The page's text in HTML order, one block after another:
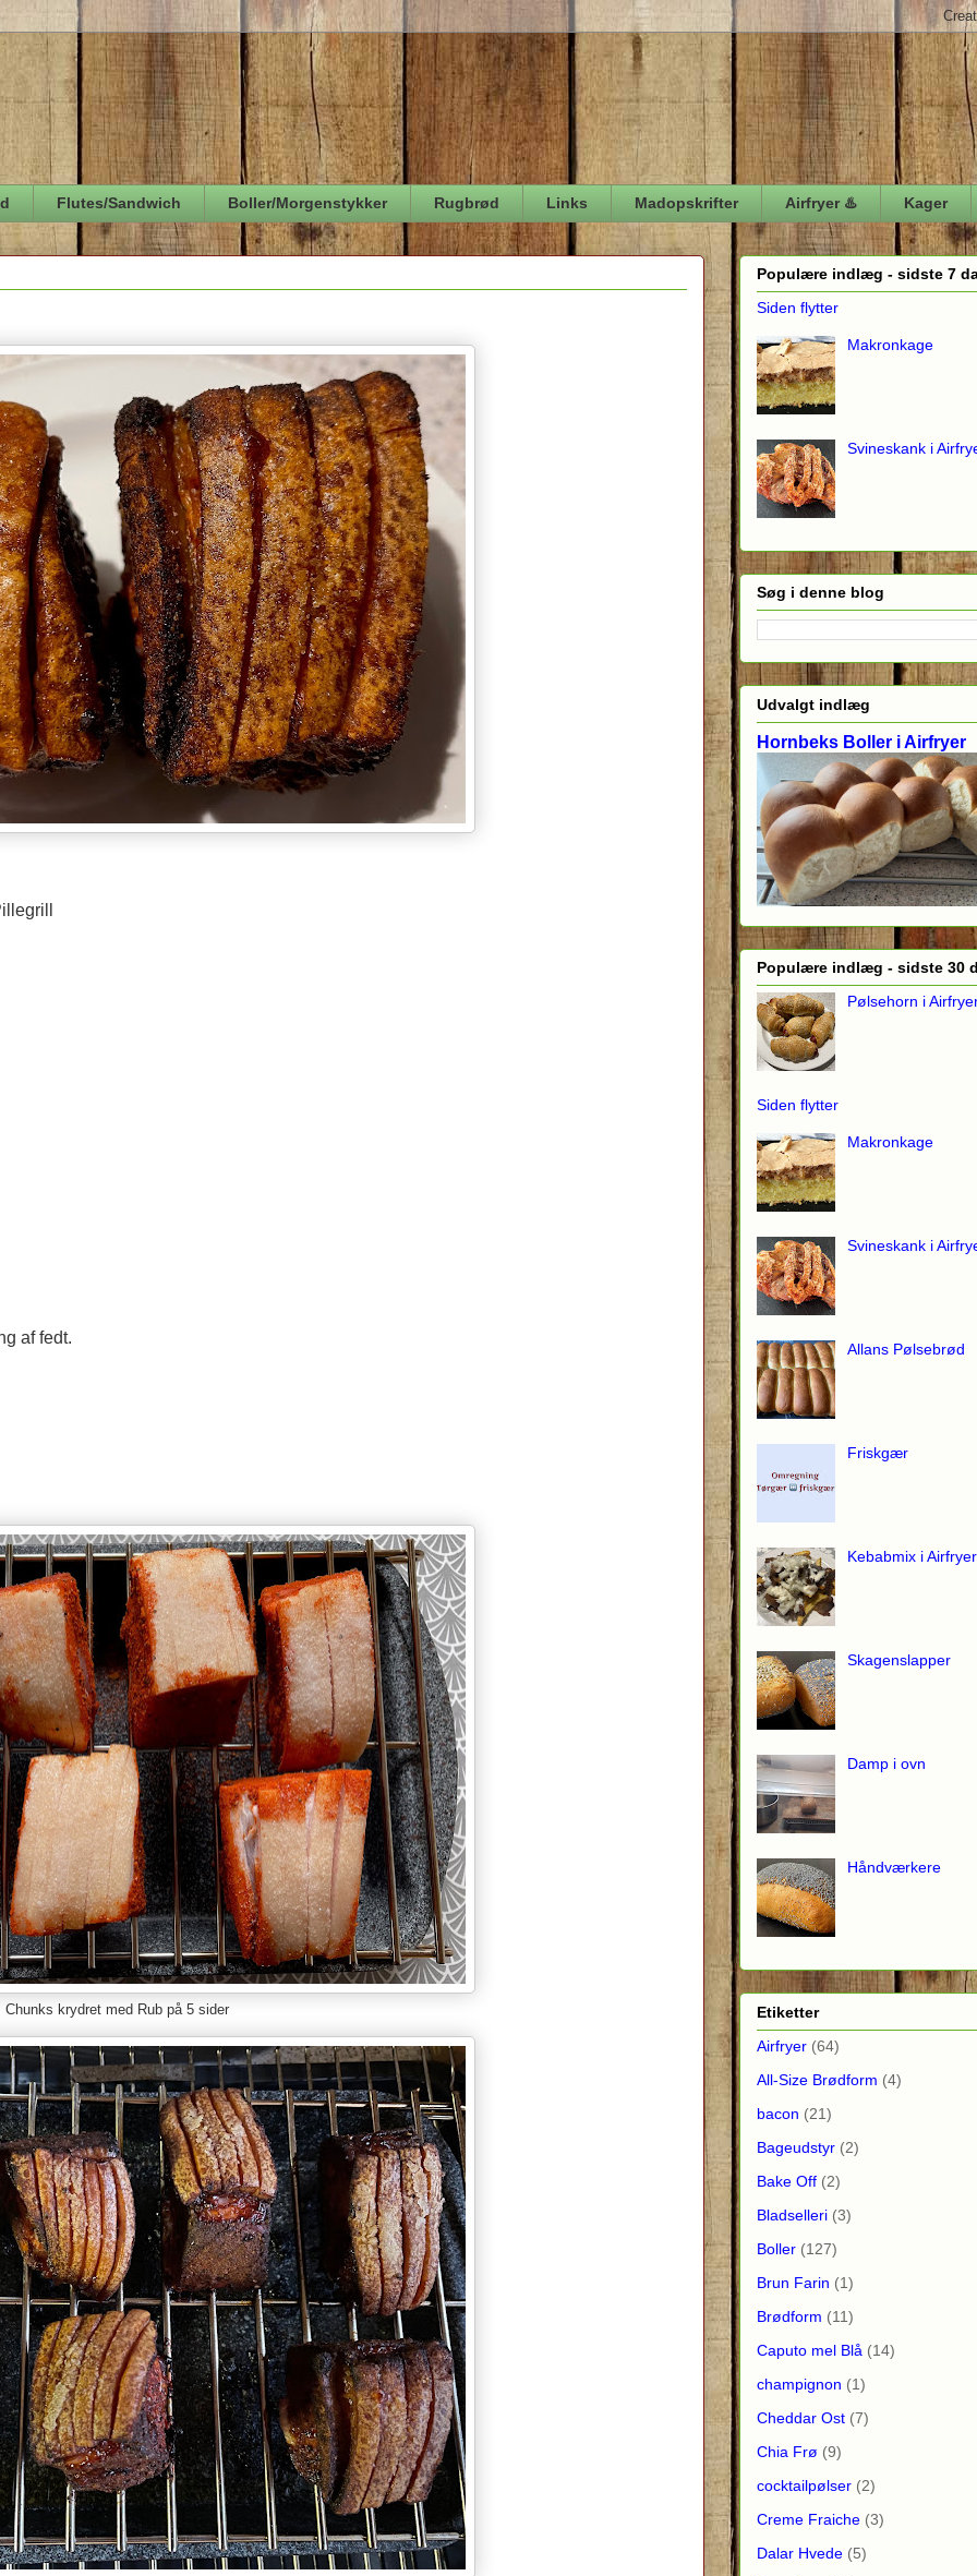
Flutes/Sandwich Boller/Morgenstykker Rugbrød Links Madopskrifter Airfryer ♨️ Kager
af fedt.
Chunks krydret med Rub på 5 sider
Populære indlæg - sidste 7
Siden flytter
Makronkage
Svineskank i
Søg i denne blog
Udvalgt indlæg
Hornbeks Boller i Airfryer
Populære indlæg - sidste 30
Pølsehorn i
Siden flytter
Makronkage
Svineskank i
Allans Pølsebrød
Friskgær
Kebabmix i Airfryer
Skagenslapper
Damp i ovn
Håndværkere
Etiketter
Airfryer (64)
All-Size Brødform (4)
bacon (21)
Bageudstyr (2)
Bake Off (2)
Bladselleri (3)
Boller (127)
Brun Farin (1)
Brødform (11)
Caputo mel Blå (14)
champignon (1)
Cheddar Ost (7)
Chia Frø (9)
cocktailpølser (2)
Creme Fraiche (3)
Dalar Hvede (5)